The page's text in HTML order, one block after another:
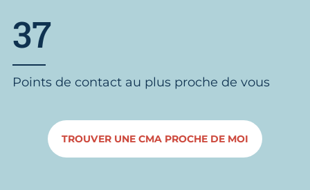
37
Points de contact au plus proche de vous
TROUVER UNE CMA PROCHE DE MOI